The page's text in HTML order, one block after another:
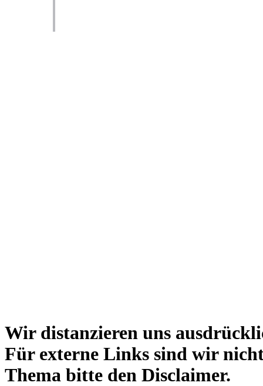
Wir distanzieren uns
Für externe Links sind wir
Thema bitte den Disclaimer.